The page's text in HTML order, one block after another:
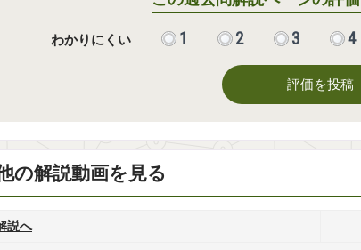
わかりにくい 1 2 3 4
評価を投稿
の解説動画を見る
説へ